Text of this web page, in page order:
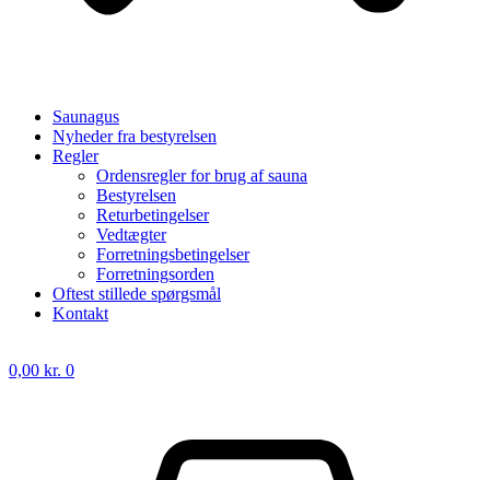
Saunagus
Nyheder fra bestyrelsen
Regler
Ordensregler for brug af sauna
Bestyrelsen
Returbetingelser
Vedtægter
Forretningsbetingelser
Forretningsorden
Oftest stillede spørgsmål
Kontakt
0,00 kr. 0